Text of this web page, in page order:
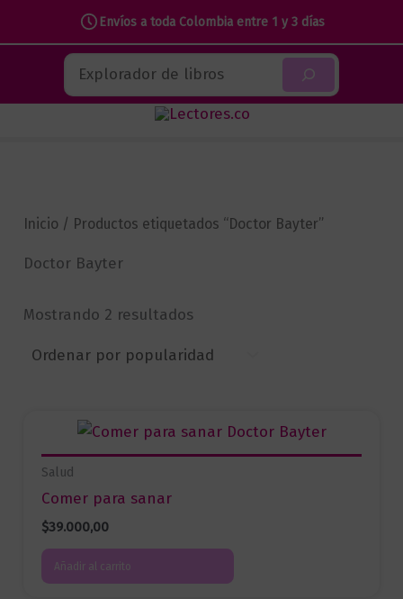
Envíos a toda Colombia entre 1 y 3 días
contenido
Buscar
Inicio / Productos etiquetados “Doctor Bayter”
Doctor Bayter
Mostrando 2 resultadosSorted
Salud
Comer para sanar
$39.000,00
Añadir al carrito